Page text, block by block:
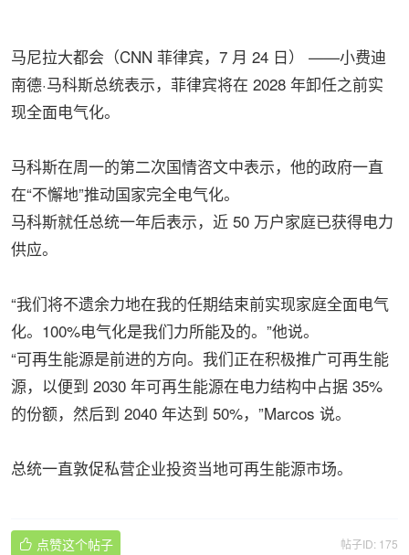
马尼拉大都会（CNN 菲律宾，7 月 24 日） ——小费迪
南德·马科斯总统表示，菲律宾将在 2028 年卸任之前实
现全面电气化。
马科斯在周一的第二次国情咨文中表示，他的政府一直
在“不懈地”推动国家完全电气化。
马科斯就任总统一年后表示，近 50 万户家庭已获得电力
供应。
“我们将不遗余力地在我的任期结束前实现家庭全面电气
化。100%电气化是我们力所能及的。”他说。
“可再生能源是前进的方向。我们正在积极推广可再生能
源，以便到 2030 年可再生能源在电力结构中占据 35%
的份额，然后到 2040 年达到 50%，”Marcos 说。
总统一直敦促私营企业投资当地可再生能源市场。
帖子ID: 175
 点赞这个帖子